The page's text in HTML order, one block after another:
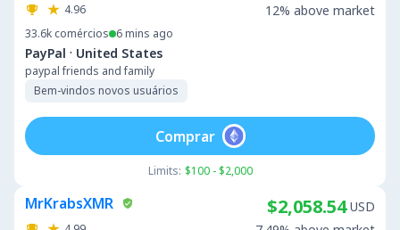
4.96
33.6k comércios 6 mins ago
PayPal · United States
paypal friends and family
Bem-vindos novos usuários
12% above market
Limits: $100 - $2,000
Comprar
MrKrabsXMR $2,058.54 USD